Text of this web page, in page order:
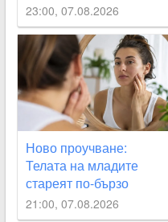
23:00, 07.08.2026
Ново проучване:
Телата на младите
стареят по-бързо
21:00, 07.08.2026